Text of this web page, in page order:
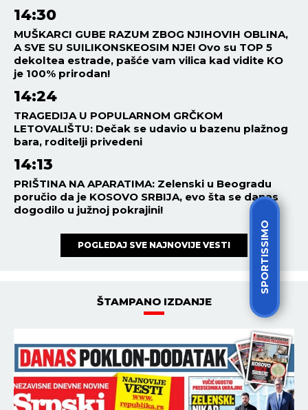
SPORTISSIMO
14:30
MUŠKARCI GUBE RAZUM ZBOG NJIHOVIH OBLINA,
A SVE SU SUILIKONSKEOSIM NJE! Ovo su TOP 5
dekoltea estrade, pašće vam vilica kad vidite KO
je 100% prirodan!
14:24
TRAGEDIJA U POPULARNOM GRČKOM
LETOVALIŠTU: Dečak se udavio u bazenu plažnog
bara, roditelji privedeni
14:13
PRIŠTINA NA APARATIMA: Zelenski u Beogradu
poručio da je KOSOVO SRBIJA, evo šta se danas
dogodilo u južnoj pokrajini!
POGLEDAJ SVE NAJNOVIJE VESTI
ŠTAMPANO IZDANJE